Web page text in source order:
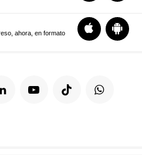
ahora, en formato